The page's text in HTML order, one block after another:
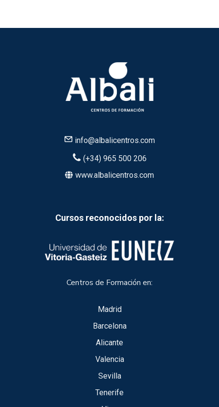
info@albalicentros.com
(+34) 965 500 206
www.albalicentros.com
Cursos reconocidos por la:
Centros de Formación en:
Madrid
Barcelona
Alicante
Valencia
Sevilla
Tenerife